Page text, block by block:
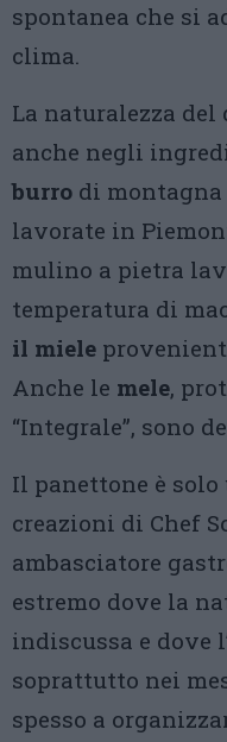
spontanea che si
clima.
La naturalezza
anche negli
burro di
lavorate in
mulino a pietra
temperatura di
il miele
Anche le mele,
“Integrale”, sono
Il panettone è solo
creazioni di Chef
ambasciatore
estremo dove la
indiscussa e dove
soprattutto nei
spesso a